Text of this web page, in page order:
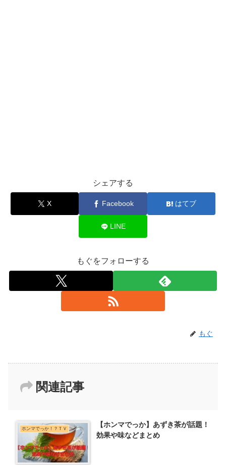
シェアする
X Facebook はてブ
LINE
もぐをフォローする
もぐ
関連記事
ホンマでっか！？ＴＶ
【ホンマでっか】あずき茶が話題！
効果や味などまとめ